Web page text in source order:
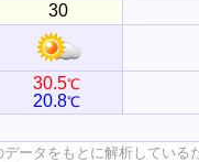
30
30.5℃
20.8℃
ータをもとに解析している